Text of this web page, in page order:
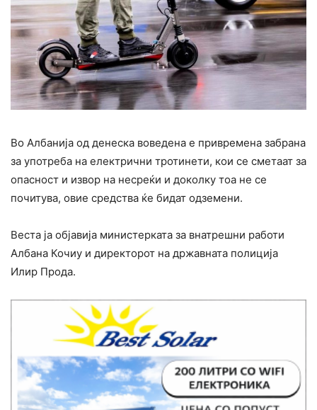
Во Албанија од денеска воведена е привремена забрана
за употреба на електрични тротинети, кои се сметаат за
опасност и извор на несреќи и доколку тоа не се
почитува, овие средства ќе бидат одземени.
Веста ја објавија министерката за внатрешни работи
Албана Кочиу и директорот на државната полиција
Илир Прода.